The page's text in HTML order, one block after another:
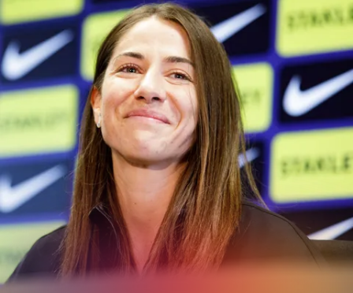
plusicon
més
Junta Directiva
Estructura executiva
plusicon
més